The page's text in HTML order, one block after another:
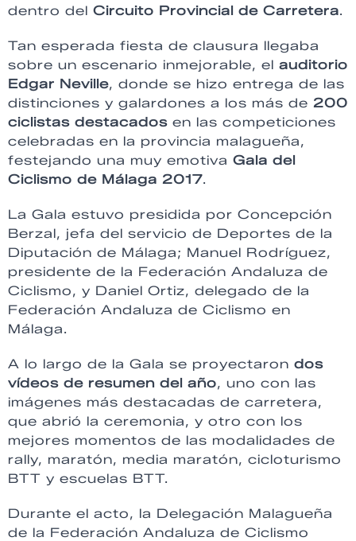
dentro del Circuito Provincial de Carretera.
Tan esperada fiesta de clausura llegaba
sobre un escenario inmejorable, el auditorio
Edgar Neville, donde se hizo entrega de las
distinciones y galardones a los más de 200
ciclistas destacados en las competiciones
celebradas en la provincia malagueña,
festejando una muy emotiva Gala del
Ciclismo de Málaga 2017.
La Gala estuvo presidida por Concepción
Berzal, jefa del servicio de Deportes de la
Diputación de Málaga; Manuel Rodríguez,
presidente de la Federación Andaluza de
Ciclismo, y Daniel Ortiz, delegado de la
Federación Andaluza de Ciclismo en
Málaga.
A lo largo de la Gala se proyectaron dos
vídeos de resumen del año, uno con las
imágenes más destacadas de carretera,
que abrió la ceremonia, y otro con los
mejores momentos de las modalidades de
rally, maratón, media maratón, cicloturismo
BTT y escuelas BTT.
Durante el acto, la Delegación Malagueña
de la Federación Andaluza de Ciclismo